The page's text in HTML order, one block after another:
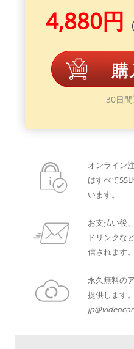
4,880円
30日
オンライン
はすべて
います。
お支払い後
ドリンクな
信されます。
永久無料の
提供します。